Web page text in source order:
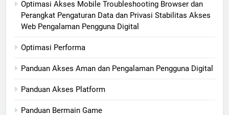
Optimasi Akses Mobile Troubleshooting Browser dan
Perangkat Pengaturan Data dan Privasi Stabilitas Akses
Web Pengalaman Pengguna Digital
Optimasi Performa
Panduan Akses Aman dan Pengalaman Pengguna Digital
Panduan Akses Platform
Panduan Bermain Game